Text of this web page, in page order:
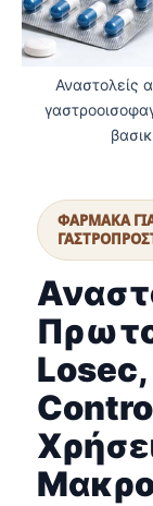
Αναστολείς
ΦΑΡΜΑΚΑ